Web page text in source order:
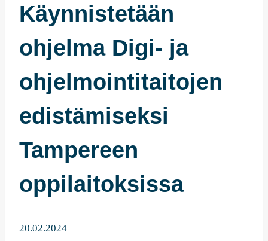
Käynnistetään
ohjelma Digi- ja
ohjelmointitaitojen
edistämiseksi
Tampereen
oppilaitoksissa
20.02.2024